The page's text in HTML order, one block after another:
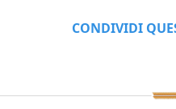
CONDIVIDI